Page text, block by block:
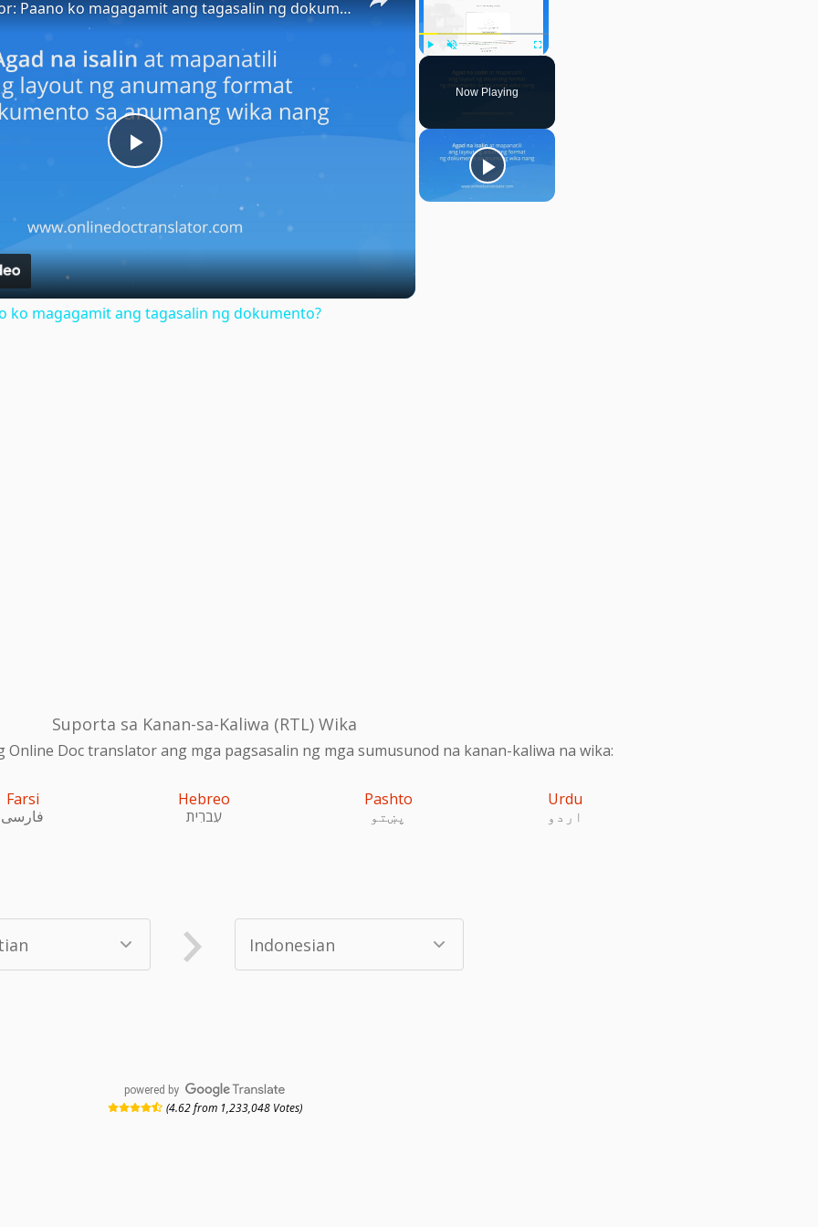
Fullscreen
Now Playing
Play
Video
Doc Translator: Paano ko magagamit ang tagasalin ng dokumento?
ko magagamit ang tagasalin ng dokumento?
Suporta sa Kanan-sa-Kaliwa (RTL) Wika
Doc translator ang mga pagsasalin ng mga sumusunod na kanan-kaliwa na wika:
Farsi
فارسی
Hebreo
עִברִית
Pashto
پښتو
Urdu
اردو
powered by
(4.62 from 1,233,048 Votes)